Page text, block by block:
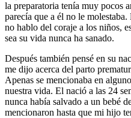
la preparatoria tenía muy pocos
parecía que a él no le
no hablo del coraje a los niños,
sea su vida nunca ha sanado.
Después también pensé en su
me dijo acerca del parto
Apenas se mencionaba en
nuestra vida. El nació a las 24
nunca había salvado a un bebé
mencionaron hasta que mi hijo